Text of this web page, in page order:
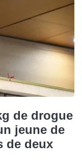
de drogue
jeune de
de deux